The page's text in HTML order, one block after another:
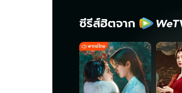
ซีรีส์ฮิตจาก